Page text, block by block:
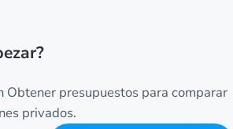
Obtener presupuestos para comparar
privados.